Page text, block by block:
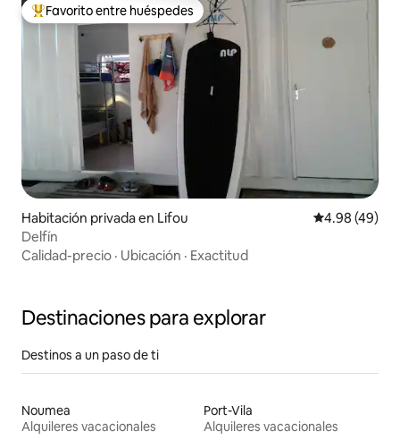
Favorito entre huéspedes preferido
Favorito entre huéspedes
Habitación privada en Lifou Calificación
4.98 (49)
Delfín
Calidad-precio · Ubicación · Exactitud
Destinaciones para explorar
Destinos a un paso de ti
Noumea
Alquileres vacacionales
Port-Vila
Alquileres vacacionales